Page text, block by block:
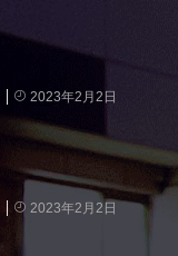
2023年2月2日
2023年2月2日